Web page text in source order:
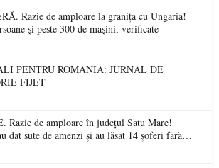
Razie de amploare la granița cu Ungaria!
și peste 300 de mașini, verificate
PENTRU ROMÂNIA: JURNAL DE
FIJET
Razie de amploare în județul Satu Mare!
dat sute de amenzi și au lăsat 14 șoferi fără
o singură zi